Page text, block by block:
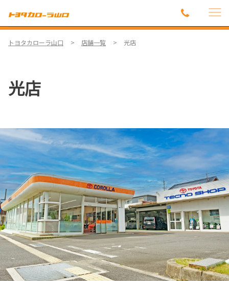
トヨタカローラ山口 店舗一覧 光店
光店